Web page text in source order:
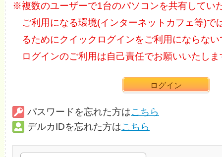
※複数のユーザーで1台のパソコンを共有してい
ご利用になる環境(インターネットカフェ等)で
るためにクイックログインをご利用にならな
ログインのご利用は自己責任でお願いいたしま
パスワードを忘れた方はこちら
デルカIDを忘れた方はこちら